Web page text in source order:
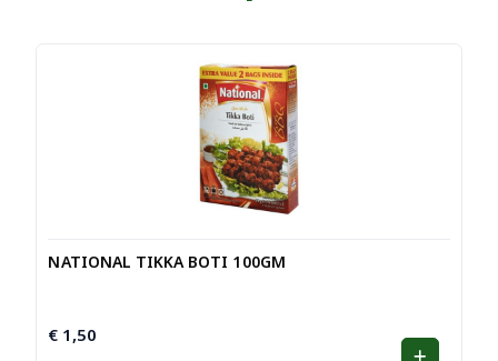
NATIONAL TIKKA BOTI 100GM
€ 1,50